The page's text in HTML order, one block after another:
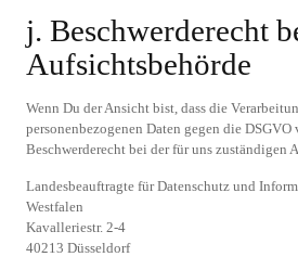
j. Beschwerderecht
Aufsichtsbehörde
Wenn Du der Ansicht bist, dass die
personenbezogenen Daten gegen die DSGVO
Beschwerderecht bei der für uns zuständigen
Landesbeauftragte für Datenschutz und
Westfalen
Kavalleriestr. 2-4
40213 Düsseldorf